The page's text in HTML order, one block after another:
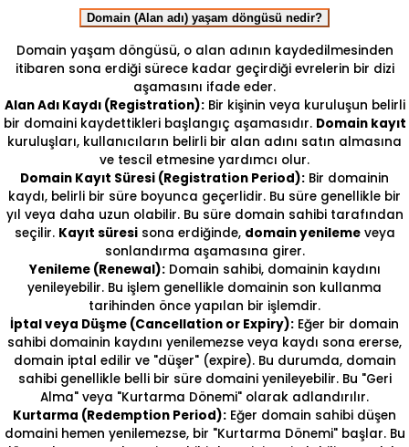
Domain (Alan adı) yaşam döngüsü nedir?
Domain yaşam döngüsü, o alan adının kaydedilmesinden
itibaren sona erdiği sürece kadar geçirdiği evrelerin bir dizi
aşamasını ifade eder.
Alan Adı Kaydı (Registration):Bir kişinin veya kuruluşun belirli
bir domaini kaydettikleri başlangıç aşamasıdır. Domain kayıt
kuruluşları, kullanıcıların belirli bir alan adını satın almasına
ve tescil etmesine yardımcı olur.
Domain Kayıt Süresi (Registration Period): Bir domainin
kaydı, belirli bir süre boyunca geçerlidir. Bu süre genellikle bir
yıl veya daha uzun olabilir. Bu süre domain sahibi tarafından
seçilir. Kayıt süresisona erdiğinde, domain yenilemeveya
sonlandırma aşamasına girer.
Yenileme (Renewal):Domain sahibi, domainin kaydını
yenileyebilir. Bu işlem genellikle domainin son kullanma
tarihinden önce yapılan bir işlemdir.
İptal veya Düşme (Cancellation or Expiry): Eğer bir domain
sahibi domainin kaydını yenilemezse veya kaydı sona ererse,
domain iptal edilir ve "düşer" (expire). Bu durumda, domain
sahibi genellikle belli bir süre domaini yenileyebilir. Bu "Geri
Alma" veya "Kurtarma Dönemi" olarak adlandırılır.
Kurtarma (Redemption Period): Eğer domain sahibi düşen
domaini hemen yenilemezse, bir "Kurtarma Dönemi" başlar. Bu